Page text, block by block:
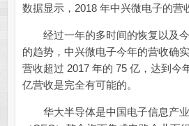
数据显示，2018 年中兴微电子的营
经过一年的多时间的恢复以及今
的趋势，中兴微电子今年的营收确
营收超过 2017 年的 75 亿，达到今
亿营收是完全有可能的。
华大半导体是中国电子信息产业